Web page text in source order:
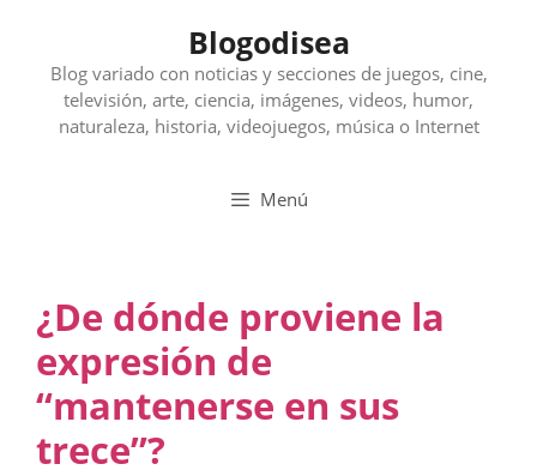
contenido
Blogodisea
Blog variado con noticias y secciones de juegos, cine,
televisión, arte, ciencia, imágenes, videos, humor,
naturaleza, historia, videojuegos, música o Internet
Menú
¿De dónde proviene la
expresión de
“mantenerse en sus
trece”?